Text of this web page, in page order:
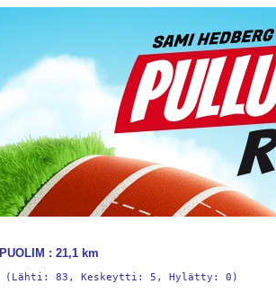
PUOLIM : 21,1 km
(Lähti: 83, Keskeytti: 5, Hylätty: 0)